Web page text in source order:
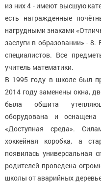
из них 4 - имеют высшую
есть награжденные
нагрудными знаками
заслуги в образовании» -
специалистов. Все
учитель математики.
В 1995 году в школе был
2014 году заменены окна,
была обшита
оборудована и оснащена
«Доступная среда».
хоккейная коробка, а
появилась
родителей проведена
школы от аварийных